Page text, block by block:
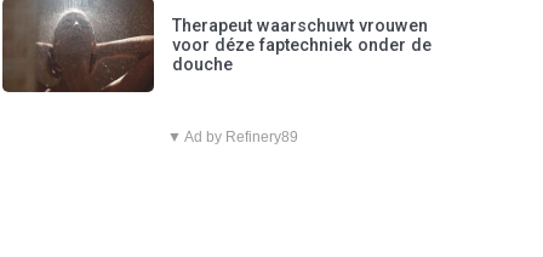
Therapeut waarschuwt vrouwen
voor déze faptechniek onder de
douche
▼ Ad by Refinery89